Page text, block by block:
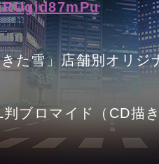
た雪」店舗別オリジ
ブロマイド（CD描